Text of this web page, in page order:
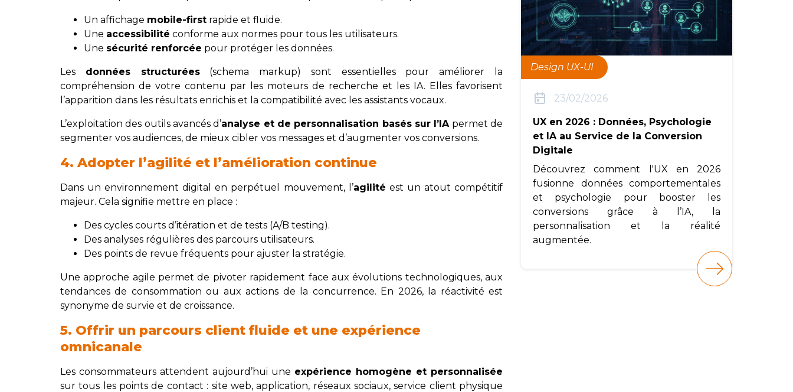
Un affichage mobile-first rapide et fluide.
Une accessibilité conforme aux normes pour tous les utilisateurs.
Une sécurité renforcée pour protéger les données.
Les données structurées(schema markup) sont essentielles pour améliorer la
compréhension de votre contenu par les moteurs de recherche et les IA. Elles favorisent
l’apparition dans les résultats enrichis et la compatibilité avec les assistants vocaux.
L’exploitation des outils avancés d’analyse et de personnalisation basés sur l’IApermet de
segmenter vos audiences, de mieux cibler vos messages et d’augmenter vos conversions.
4. Adopter l’agilité et l’amélioration continue
Dans un environnement digital en perpétuel mouvement, l’agilité est un atout compétitif
majeur. Cela signifie mettre en place :
Des cycles courts d’itération et de tests (A/B testing).
Des analyses régulières des parcours utilisateurs.
Des points de revue fréquents pour ajuster la stratégie.
Une approche agile permet de pivoter rapidement face aux évolutions technologiques, aux
tendances de consommation ou aux actions de la concurrence. En 2026, la réactivité est
synonyme de survie et de croissance.
5. Offrir un parcours client fluide et une expérience
omnicanale
Les consommateurs attendent aujourd’hui une expérience homogène et personnalisée
sur tous les points de contact : site web, application, réseaux sociaux, service client physique
Design UX-UI
23/02/2026
UX en 2026 : Données, Psychologie
et IA au Service de la Conversion
Digitale
Découvrez comment l'UX en 2026
fusionne données comportementales
et psychologie pour booster les
conversions grâce à l’IA, la
personnalisation et la réalité
augmentée.